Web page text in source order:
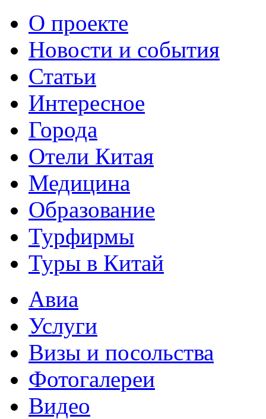
О проекте
Новости и события
Статьи
Интересное
Города
Отели Китая
Медицина
Образование
Турфирмы
Туры в Китай
Авиа
Услуги
Визы и посольства
Фотогалереи
Видео